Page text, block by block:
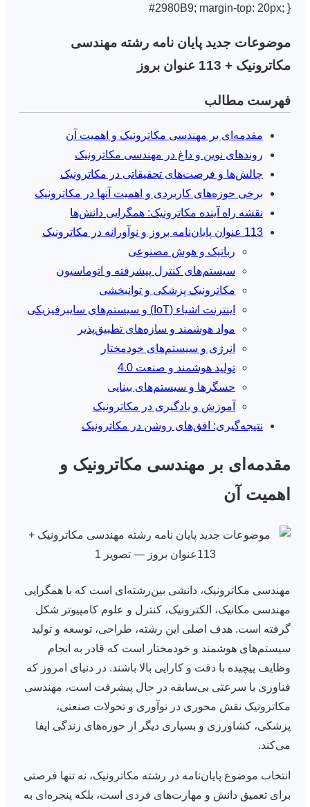
#2980B9; margin-top: 20px; }
موضوعات جدید پایان نامه رشته مهندسی
مکاترونیک + 113 عنوان بروز
فهرست مطالب
مقدمه‌ای بر مهندسی مکاترونیک و اهمیت آن
روندهای نوین و داغ در مهندسی مکاترونیک
چالش‌ها و فرصت‌های تحقیقاتی در مکاترونیک
برخی حوزه‌های کاربردی و اهمیت آنها در مکاترونیک
نقشه راه آینده مکاترونیک: همگرایی دانش‌ها
113 عنوان پایان‌نامه بروز و نوآورانه در مکاترونیک
رباتیک و هوش مصنوعی
سیستم‌های کنترل پیشرفته و اتوماسیون
مکاترونیک پزشکی و توانبخشی
اینترنت اشیاء (IoT) و سیستم‌های سایبرفیزیکی
مواد هوشمند و سازه‌های تطبیق‌پذیر
انرژی و سیستم‌های خودمختار
تولید هوشمند و صنعت 4.0
حسگرها و سیستم‌های بینایی
آموزش و یادگیری در مکاترونیک
نتیجه‌گیری: افق‌های روشن در مکاترونیک
مقدمه‌ای بر مهندسی مکاترونیک و
اهمیت آن
مهندسی مکاترونیک، دانشی بین‌رشته‌ای است که با همگرایی
مهندسی مکانیک، الکترونیک، کنترل و علوم کامپیوتر شکل
گرفته است. هدف اصلی این رشته، طراحی، توسعه و تولید
سیستم‌های هوشمند و خودمختار است که قادر به انجام
وظایف پیچیده با دقت و کارایی بالا باشند. در دنیای امروز که
فناوری با سرعتی بی‌سابقه در حال پیشرفت است، مهندسی
مکاترونیک نقش محوری در نوآوری و تحولات صنعتی،
پزشکی، کشاورزی و بسیاری دیگر از حوزه‌های زندگی ایفا
می‌کند.
انتخاب موضوع پایان‌نامه در رشته مکاترونیک، نه تنها فرصتی
برای تعمیق دانش و مهارت‌های فردی است، بلکه پنجره‌ای به